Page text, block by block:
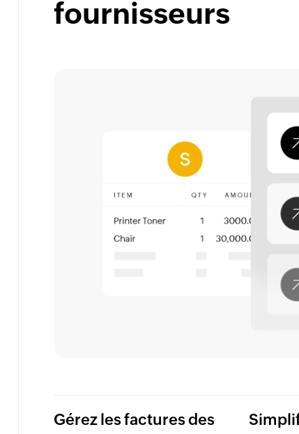
fournisseurs
Gérez les factures des